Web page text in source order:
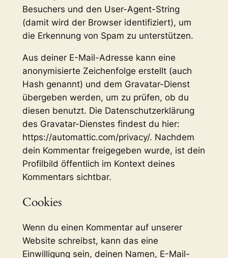
Besuchers und den User-Agent-String
(damit wird der Browser identifiziert), um
die Erkennung von Spam zu unterstützen.
Aus deiner E-Mail-Adresse kann eine
anonymisierte Zeichenfolge erstellt (auch
Hash genannt) und dem Gravatar-Dienst
übergeben werden, um zu prüfen, ob du
diesen benutzt. Die Datenschutzerklärung
des Gravatar-Dienstes findest du hier:
https://automattic.com/privacy/. Nachdem
dein Kommentar freigegeben wurde, ist dein
Profilbild öffentlich im Kontext deines
Kommentars sichtbar.
Cookies
Wenn du einen Kommentar auf unserer
Website schreibst, kann das eine
Einwilligung sein, deinen Namen, E-Mail-